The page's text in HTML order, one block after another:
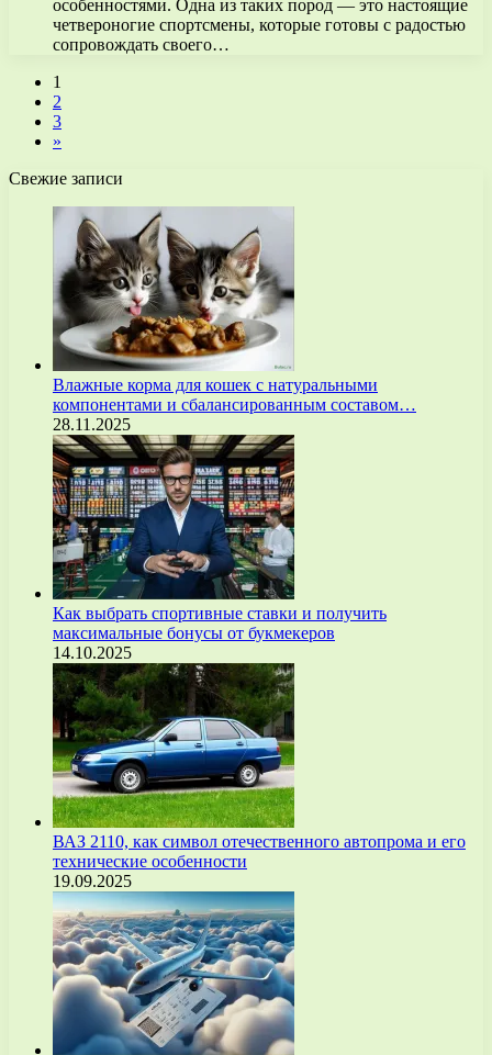
особенностями. Одна из таких пород — это настоящие
четвероногие спортсмены, которые готовы с радостью
сопровождать своего…
1
2
3
»
Свежие записи
Влажные корма для кошек с натуральными
компонентами и сбалансированным составом…
28.11.2025
Как выбрать спортивные ставки и получить
максимальные бонусы от букмекеров
14.10.2025
ВАЗ 2110, как символ отечественного автопрома и его
технические особенности
19.09.2025